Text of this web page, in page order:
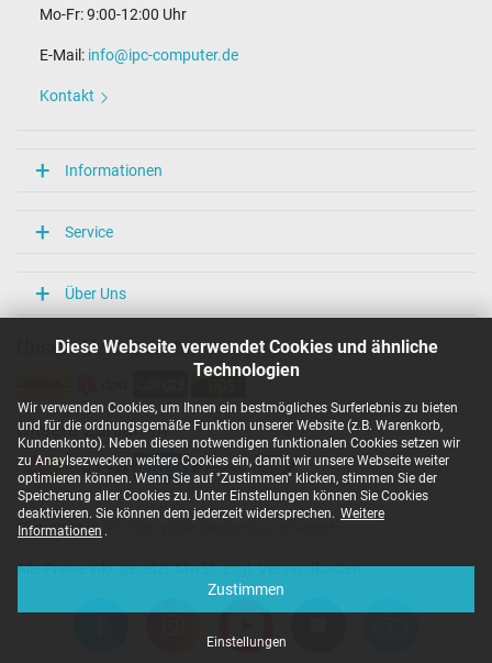
Diese Webseite verwendet Cookies und ähnliche
Technologien
Wir verwenden Cookies, um Ihnen ein bestmögliches Surferlebnis zu bieten
und für die ordnungsgemäße Funktion unserer Website (z.B. Warenkorb,
Kundenkonto). Neben diesen notwendigen funktionalen Cookies setzen wir
zu Anaylsezwecken weitere Cookies ein, damit wir unsere Webseite weiter
optimieren können. Wenn Sie auf "Zustimmen" klicken, stimmen Sie der
Speicherung aller Cookies zu. Unter Einstellungen können Sie Cookies
deaktivieren. Sie können dem jederzeit widersprechen. Weitere
Informationen .
Zustimmen
Einstellungen
Mo-Fr: 9:00-12:00 Uhr
E-Mail: info@ipc-computer.de
Kontakt
Informationen
Service
Über Uns
Unsere Versandarten
Unsere Zahlarten
Copyright ©
Alle Preise inkl. gesetzl. MwSt. zzgl. Versandkosten